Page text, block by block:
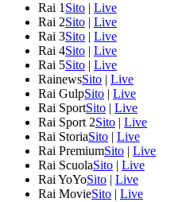
Rai 1 Sito | Live
Rai 2Sito | Live
Rai 3Sito | Live
Rai 4Sito | Live
Rai 5Sito | Live
RainewsSito | Live
Rai GulpSito | Live
Rai SportSito | Live
Rai Sport 2Sito | Live
Rai StoriaSito | Live
Rai PremiumSito | Live
Rai ScuolaSito | Live
Rai YoYoSito | Live
Rai MovieSito | Live